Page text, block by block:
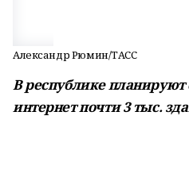
Александр Рюмин/ТАСС
В республике планируют
интернет почти 3 тыс.